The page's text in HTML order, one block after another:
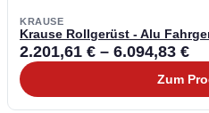
KRAUSE
Krause Rollgerüst - Alu
2.201,61 € – 6.094,83 €
Zum